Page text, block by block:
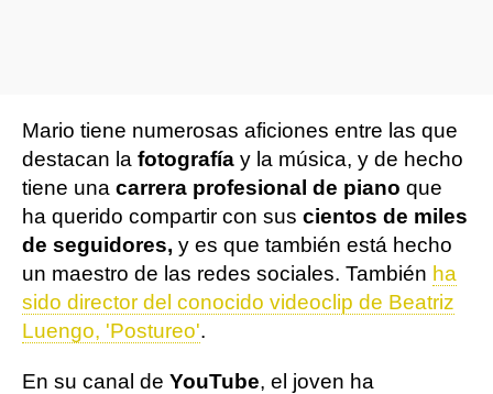
Mario tiene numerosas aficiones entre las que
destacan la fotografía y la música, y de hecho
tiene una carrera profesional de piano que
ha querido compartir con sus cientos de miles
de seguidores, y es que también está hecho
un maestro de las redes sociales. También ha
sido director del conocido videoclip de Beatriz
Luengo, 'Postureo'.
En su canal de YouTube, el joven ha